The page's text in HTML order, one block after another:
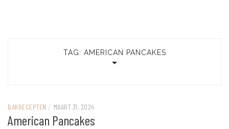
TAG: AMERICAN PANCAKES
BAKRECEPTEN / MAART 31, 2024
American Pancakes